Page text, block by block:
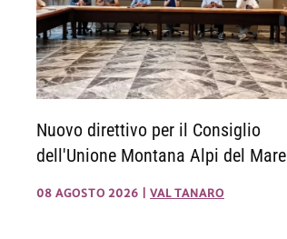
Nuovo direttivo per il Consiglio
dell'Unione Montana Alpi del Mare
08 AGOSTO 2026 VAL TANARO